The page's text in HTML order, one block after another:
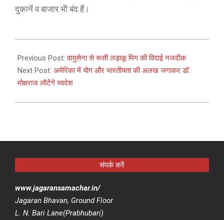
दुकानें व बाजार भी बंद हैं।
01-
01
Previous Post:​वायुसेना से रूसी लड़ाकू मिग की विदाई नजदीक
Next Post: अमेरिका में याेग और भारतीयता की अलख जगाकर डॉ.
मोक्षराज लौटेंगे स्वदेश
संपर्क करें
www.jagaransamachar.in/
Jagaran Bhavan, Ground Floor
L. N. Bari Lane(Prabhubari)